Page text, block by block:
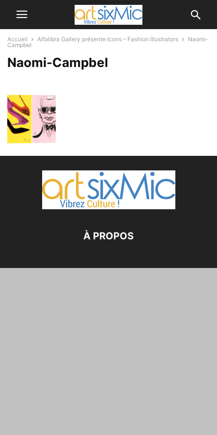
Accueil Alfalibra Gallery présente Icons – Fashion Illustrators
Naomi-
Campbel
Naomi-Campbel
À PROPOS